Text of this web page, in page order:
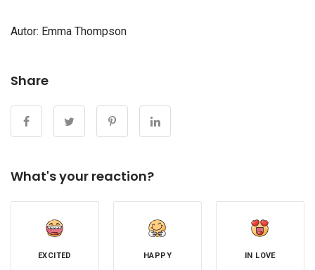
Autor: Emma Thompson
Share
What's your reaction?
EXCITED HAPPY IN LOVE